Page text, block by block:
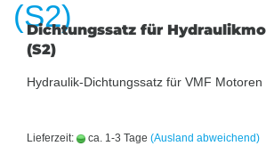
Dichtungssatz für
(S2)
Hydraulik-Dichtungssatz für VMF Motoren
Lieferzeit: ca. 1-3 Tage (Ausland abweichend)